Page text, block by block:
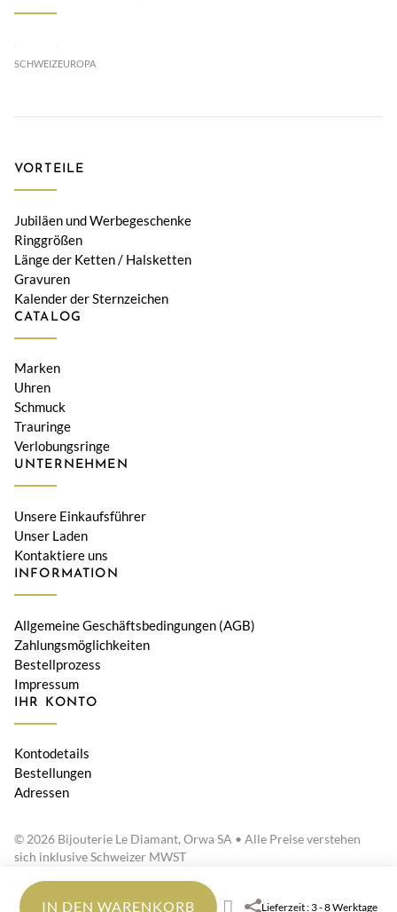
IN DEN WARENKORB Lieferzeit : 3 - 8 Werktage
SCHWEIZEUROPA
VORTEILE
Jubiläen und Werbegeschenke
Ringgrößen
Länge der Ketten / Halsketten
Gravuren
Kalender der Sternzeichen
CATALOG
Marken
Uhren
Schmuck
Trauringe
Verlobungsringe
UNTERNEHMEN
Unsere Einkaufsführer
Unser Laden
Kontaktiere uns
INFORMATION
Allgemeine Geschäftsbedingungen (AGB)
Zahlungsmöglichkeiten
Bestellprozess
Impressum
IHR KONTO
Kontodetails
Bestellungen
Adressen
© 2026 Bijouterie Le Diamant, Orwa SA • Alle Preise verstehen
sich inklusive Schweizer MWST